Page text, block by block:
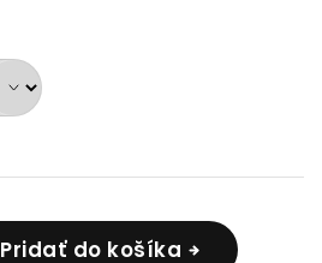
Pridať do košíka